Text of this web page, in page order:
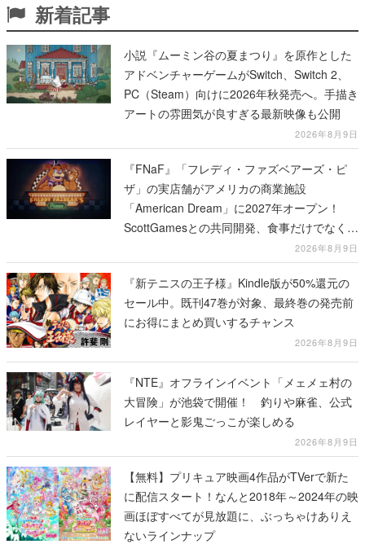
新着記事
小説『ムーミン谷の夏まつり』を原作とした
アドベンチャーゲームがSwitch、Switch 2、
PC（Steam）向けに2026年秋発売へ。手描き
アートの雰囲気が良すぎる最新映像も公開
2026年8月9日
『FNaF』「フレディ・ファズベアーズ・ピ
ザ」の実店舗がアメリカの商業施設
「American Dream」に2027年オープン！
ScottGamesとの共同開発、食事だけでなくス
テージショーや没入型のホラー体験も楽しめ
る
2026年8月9日
『新テニスの王子様』Kindle版が50%還元の
セール中。既刊47巻が対象、最終巻の発売前
にお得にまとめ買いするチャンス
2026年8月9日
『NTE』オフラインイベント「メェメェ村の
大冒険」が池袋で開催！ 釣りや麻雀、公式
レイヤーと影鬼ごっこが楽しめる
2026年8月9日
【無料】プリキュア映画4作品がTVerで新た
に配信スタート！なんと2018年～2024年の映
画ほぼすべてが見放題に、ぶっちゃけありえ
ないラインナップ